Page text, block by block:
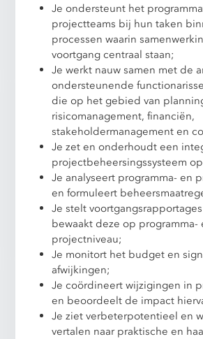
Je ondersteunt het
projectteams bij hun taken
processen waarin
voortgang centraal staan;
Je werkt nauw samen met de
ondersteunende
die op het gebied van
risicomanagement, financiën,
stakeholdermanagement en
Je zet en onderhoudt een
projectbeheersingssysteem
Je analyseert programma- en
en formuleert
Je stelt
bewaakt deze op programma-
projectniveau;
Je monitort het budget en
afwijkingen;
Je coördineert wijzigingen in
en beoordeelt de impact
Je ziet verbeterpotentieel en
vertalen naar praktische en